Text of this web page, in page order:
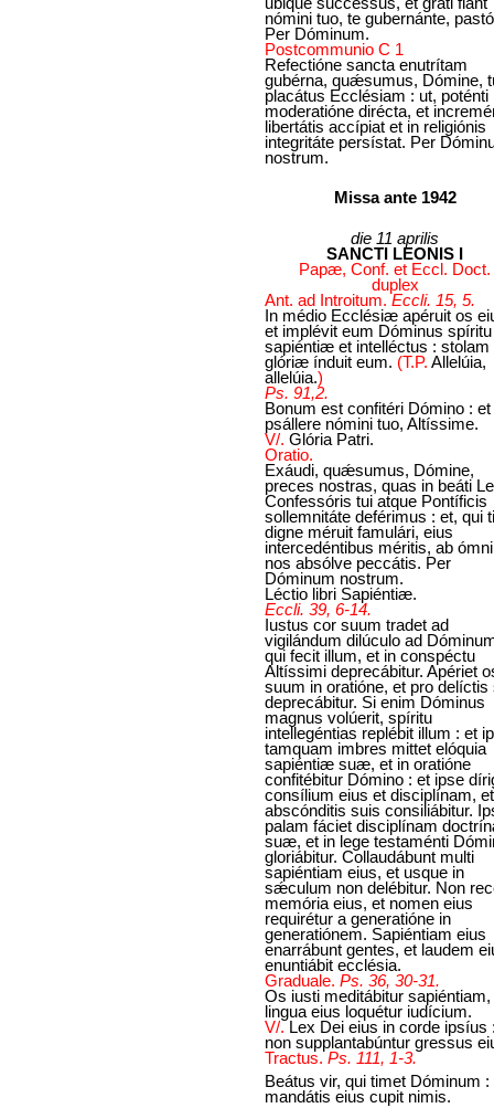
nómini tuo, te gubernánte,
Per Dóminum.
Postcommunio C 1
Refectióne sancta enutrítam
gubérna, quǽsumus, Dómine,
placátus Ecclésiam : ut, poténti
moderatióne dirécta, et
libertátis accípiat et in religiónis
integritáte persístat. Per
nostrum.
Missa ante 1942
die 11 aprilis
SANCTI LEONIS I
Papæ, Conf. et Eccl. Doct.
duplex
Ant. ad Introitum.Eccli. 15, 5.
In médio Ecclésiæ apéruit os
et implévit eum Dóminus spíritu
sapiéntiæ et intelléctus : stolam
glóriæ índuit eum. (T.P. Allelúia,
allelúia.)
Ps. 91,2.
Bonum est confitéri Dómino : et
psállere nómini tuo, Altíssime.
V/. Glória Patri.
Oratio.
Exáudi, quǽsumus, Dómine,
preces nostras, quas in beáti
Confessóris tui atque Pontíficis
sollemnitáte deférimus : et, qui
digne méruit famulári, eius
intercedéntibus méritis, ab
nos absólve peccátis. Per
Dóminum nostrum.
Léctio libri Sapiéntiæ.
Eccli. 39, 6-14.
Iustus cor suum tradet ad
vigilándum dilúculo ad
qui fecit illum, et in conspéctu
Altíssimi deprecábitur. Apériet
suum in oratióne, et pro delíctis
deprecábitur. Si enim Dóminus
magnus volúerit, spíritu
intellegéntias replébit illum : et
tamquam imbres mittet elóquia
sapiéntiæ suæ, et in oratióne
confitébitur Dómino : et ipse
consílium eius et disciplínam,
abscónditis suis consiliábitur.
palam fáciet disciplínam
suæ, et in lege testaménti
gloriábitur. Collaudábunt multi
sapiéntiam eius, et usque in
sǽculum non delébitur. Non
memória eius, et nomen eius
requirétur a generatióne in
generatiónem. Sapiéntiam eius
enarrábunt gentes, et laudem
enuntiábit ecclésia.
Graduale. Ps. 36, 30-31.
Os iusti meditábitur sapiéntiam,
lingua eius loquétur iudícium.
V/.Lex Dei eius in corde ipsíus
non supplantabúntur gressus
Tractus.Ps. 111, 1-3.
Beátus vir, qui timet Dóminum :
mandátis eius cupit nimis.